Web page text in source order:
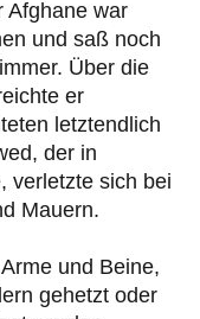
Afghane war
und saß noch
Über die
er
letztendlich
der in
verletzte sich bei
Mauern.
und Beine,
gehetzt oder